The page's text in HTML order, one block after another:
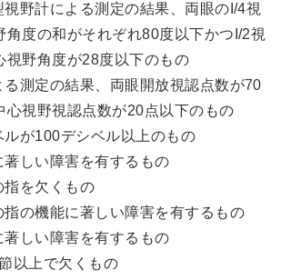
野計による測定の結果、両眼のI/4視
角度の和がそれぞれ80度以下かつI/2視
視野角度が28度以下のもの
測定の結果、両眼開放視認点数が70
心視野視認点数が20点以下のもの
が100デシベル以上のもの
しい障害を有するもの
指を欠くもの
の機能に著しい障害を有するもの
しい障害を有するもの
以上で欠くもの